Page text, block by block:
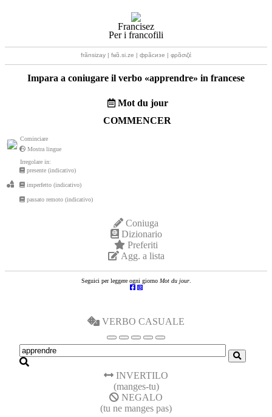
Francisez
Per i francofili
frãnsizay | fʁɑ̃.si.ze | фрãсизе | φρɑ̃σιζέ
Impara a coniugare il verbo «apprendre» in francese
Mot du jour
COMMENCER
Cominciare
Mostra lingue
Irregolare in:
presente (indicativo)
imperfetto (indicativo)
passato remoto (indicativo)
Coniuga
Dizionario
Preferiti
Agg. a lista
Seguici per leggere ogni giorno Mot du jour.
VERBO CASUALE
INVERTILO
(manges-tu)
NEGALO
(tu ne manges pas)